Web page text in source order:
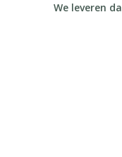
We leveren